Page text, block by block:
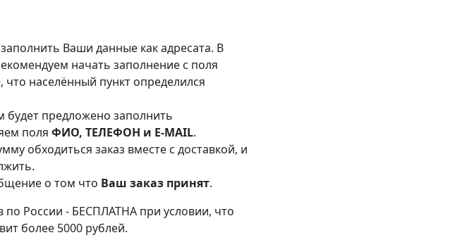
Ваши данные как адресата. В
начать заполнение с поля
населённый пункт определился
будет предложено заполнить
поля ФИО, ТЕЛЕФОН и Е-MAIL.
обходиться заказ вместе с доставкой, и
о том что Ваш заказ принят.
по России - БЕСПЛАТНА при условии, что
более 5000 рублей.